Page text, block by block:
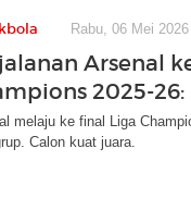
Rabu, 06 Mei
Arsenal
2025-
melaju ke final Liga
Calon kuat juara.